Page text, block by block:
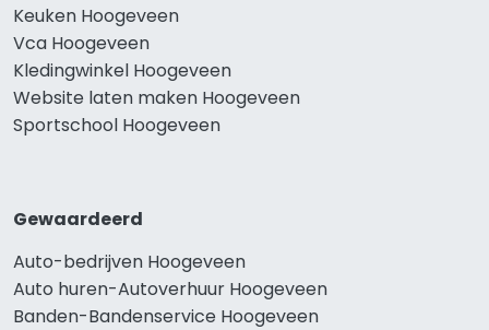
Keuken Hoogeveen
Vca Hoogeveen
Kledingwinkel Hoogeveen
Website laten maken Hoogeveen
Sportschool Hoogeveen
Gewaardeerd
Auto-bedrijven Hoogeveen
Auto huren-Autoverhuur Hoogeveen
Banden-Bandenservice Hoogeveen